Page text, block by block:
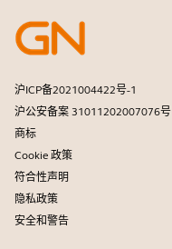
开发者计划
合作伙伴计划
商用产品寿命终止政策
沪ICP备2021004422号-1
沪公安备案 31011202007076号
商标
Cookie 政策
符合性声明
隐私政策
安全和警告